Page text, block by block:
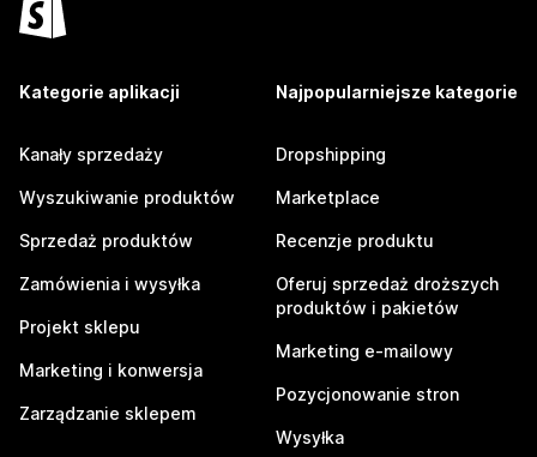
Kategorie aplikacji
Kanały sprzedaży
Wyszukiwanie produktów
Sprzedaż produktów
Zamówienia i wysyłka
Projekt sklepu
Marketing i konwersja
Zarządzanie sklepem
Najpopularniejsze kategorie
Dropshipping
Marketplace
Recenzje produktu
Oferuj sprzedaż droższych
produktów i pakietów
Marketing e-mailowy
Pozycjonowanie stron
Wysyłka